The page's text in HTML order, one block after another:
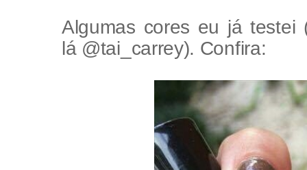
Algumas cores eu já
lá @tai_carrey). Confira: